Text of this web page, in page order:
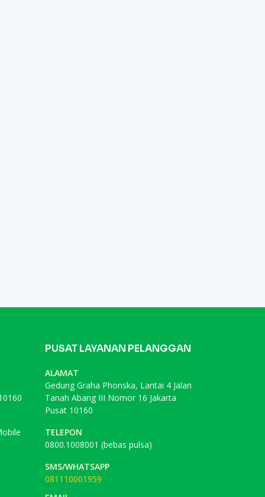
PUSAT LAYANAN PELANGGAN
ALAMAT
Gedung Graha Phonska, Lantai 4 Jalan
Tanah Abang III Nomor 16 Jakarta
Pusat 10160
TELEPON
0800.1008001 (bebas pulsa)
SMS/WHATSAPP
081110001959